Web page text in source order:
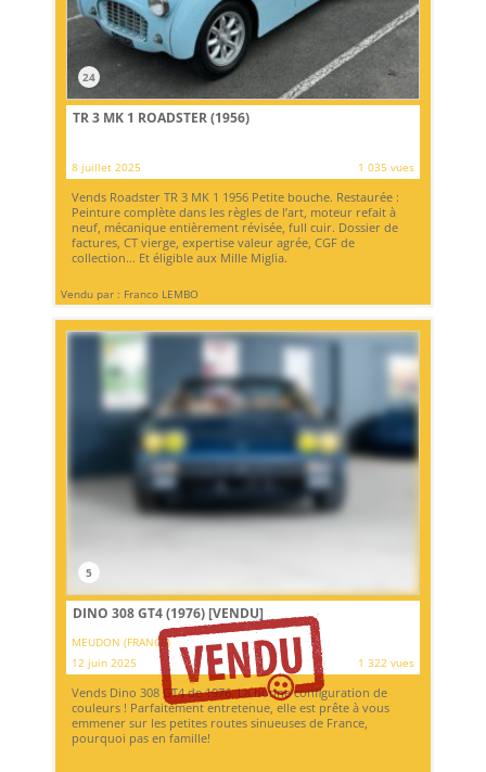
24
TR 3 MK 1 ROADSTER (1956)
8 juillet 2025 1 035 vues
Vends Roadster TR 3 MK 1 1956 Petite bouche. Restaurée :
Peinture complète dans les règles de l’art, moteur refait à
neuf, mécanique entièrement révisée, full cuir. Dossier de
factures, CT vierge, expertise valeur agrée, CGF de
collection... Et éligible aux Mille Miglia.
Vendu par : Franco LEMBO
5
DINO 308 GT4 (1976)[VENDU]
MEUDON (FRANCE)
12 juin 2025
1 322 vues
Vends Dino 308 GT4 de 1976. La bonne configuration de
couleurs ! Parfaitement entretenue, elle est prête à vous
emmener sur les petites routes sinueuses de France,
pourquoi pas en famille!